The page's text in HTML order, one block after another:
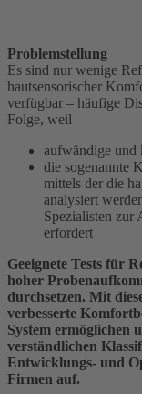
Problemstellung
Es sind nur wenige
hautsensorischer
verfügbar – häufige
Folge, weil
aufwändige und
die sogenannte
mittels der die
analysiert
Spezialisten zur
erfordert
Geeignete Tests für
hoher
durchsetzen. Mit
verbesserte
System ermöglichen
verständlichen
Entwicklungs- und
Firmen auf.